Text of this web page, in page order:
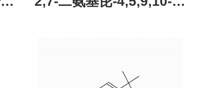
现货促销，可分装，高校